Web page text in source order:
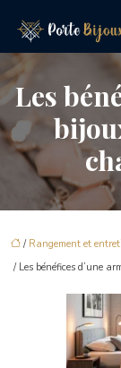
Les
/ Rangement et
/ Les bénéfices d’une